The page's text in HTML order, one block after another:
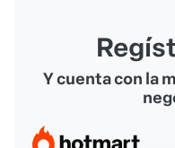
Y cuenta con la